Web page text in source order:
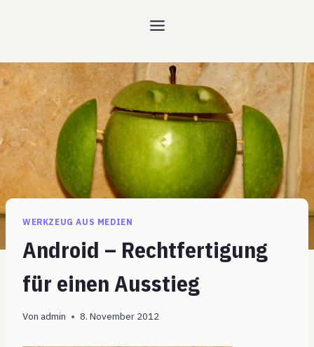
WERKZEUG AUS MEDIEN
Android – Rechtfertigung
für einen Ausstieg
Von admin 8. November 2012